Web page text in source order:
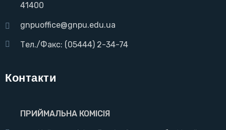
41400
gnpuoffice@gnpu.edu.ua
Тел./Факс: (05444) 2-34-74
Контакти
ПРИЙМАЛЬНА КОМІСІЯ